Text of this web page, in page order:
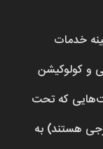
خدمات
و کولوکیشن
که تحت
هستند) به